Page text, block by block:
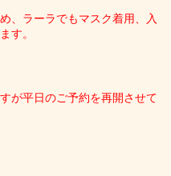
、ラーラでもマスク着用、入
す。
が平日のご予約を再開させて